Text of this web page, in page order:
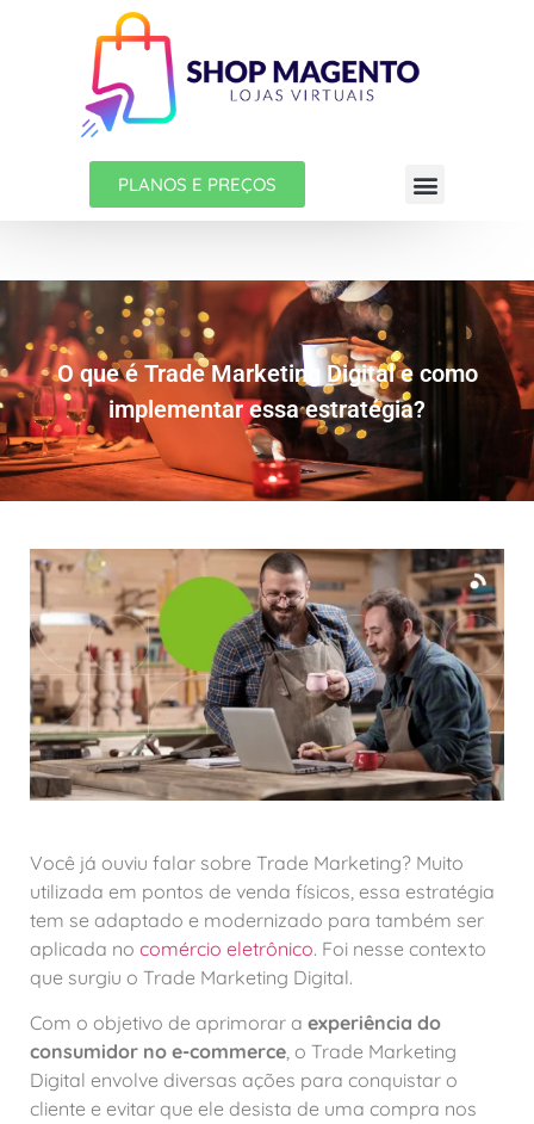
PLANOS E PREÇOS
O que é Trade Marketing Digital e como
implementar essa estratégia?
Você já ouviu falar sobre Trade Marketing? Muito
utilizada em pontos de venda físicos, essa estratégia
tem se adaptado e modernizado para também ser
aplicada no comércio eletrônico. Foi nesse contexto
que surgiu o Trade Marketing Digital.
Com o objetivo de aprimorar a experiência do
consumidor no e-commerce, o Trade Marketing
Digital envolve diversas ações para conquistar o
cliente e evitar que ele desista de uma compra nos